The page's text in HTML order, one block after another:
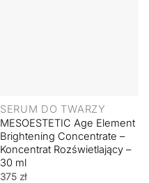
SERUM DO TWARZY
MESOESTETIC Age Element
Brightening Concentrate –
Koncentrat Rozświetlający –
30 ml
375 zł